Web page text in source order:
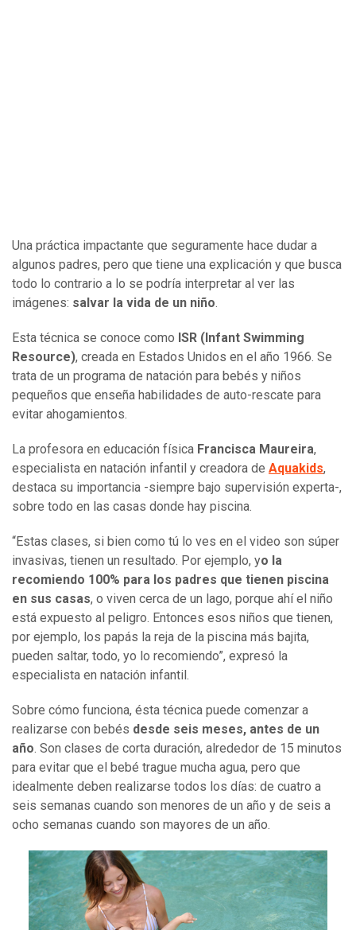
Una práctica impactante que seguramente hace dudar a
algunos padres, pero que tiene una explicación y que busca
todo lo contrario a lo se podría interpretar al ver las
imágenes: salvar la vida de un niño
Esta técnica se conoce como ISR (Infant Swimming
Resource), creada en Estados Unidos en el año 1966. Se
trata de un programa de natación para bebés y niños
pequeños que enseña habilidades de auto-rescate para
evitar ahogamientos.
La profesora en educación física Francisca Maureira,
especialista en natación infantil y creadora de Aquakids,
destaca su importancia -siempre bajo supervisión experta-,
sobre todo en las casas donde hay piscina.
“Estas clases, si bien como tú lo ves en el video son súper
invasivas, tienen un resultado. Por ejemplo, yo la
recomiendo 100% para los padres que tienen piscina
en sus casas, o viven cerca de un lago, porque ahí el niño
está expuesto al peligro. Entonces esos niños que tienen,
por ejemplo, los papás la reja de la piscina más bajita,
pueden saltar, todo, yo lo recomiendo”, expresó la
especialista en natación infantil.
Sobre cómo funciona, ésta técnica puede comenzar a
realizarse con bebés desde seis meses, antes de un
año . Son clases de corta duración, alrededor de 15 minutos
para evitar que el bebé trague mucha agua, pero que
idealmente deben realizarse todos los días: de cuatro a
seis semanas cuando son menores de un año y de seis a
ocho semanas cuando son mayores de un año.